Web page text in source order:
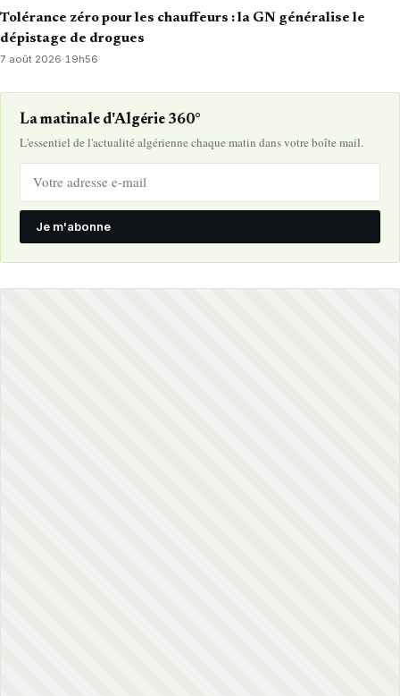
Tolérance zéro pour les chauffeurs : la GN généralise le
dépistage de drogues
7 août 2026·19h56
La matinale d'Algérie 360°
L'essentiel de l'actualité algérienne chaque matin dans votre boîte mail.
Je m'abonne